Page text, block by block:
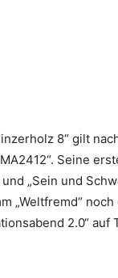
8“ gilt
Seine
„Sein und
„Weltfremd“ noch
2.0“ auf